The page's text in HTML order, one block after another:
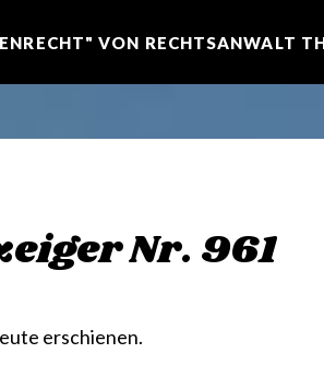
VON RECHTSANWALT
Nr. 961
erschienen.